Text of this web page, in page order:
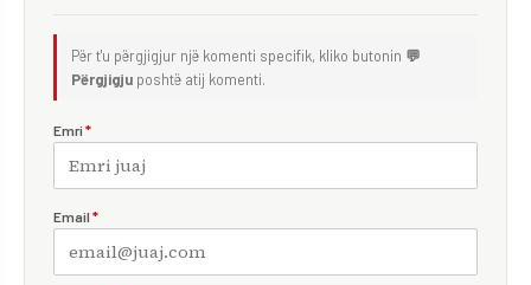
Për t'u përgjigjur një komenti specifik, kliko butonin 💬
Përgjigju poshtë atij komenti.
Emri *
Email *